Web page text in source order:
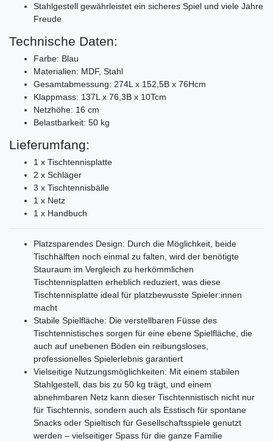
Stahlgestell gewährleistet ein sicheres Spiel und viele Jahre
Freude
Technische Daten:
Farbe: Blau
Materialien: MDF, Stahl
Gesamtabmessung: 274L x 152,5B x 76Hcm
Klappmass: 137L x 76,3B x 10Tcm
Netzhöhe: 16 cm
Belastbarkeit: 50 kg
Lieferumfang:
1 x Tischtennisplatte
2 x Schläger
3 x Tischtennisbälle
1 x Netz
1 x Handbuch
Platzsparendes Design: Durch die Möglichkeit, beide
Tischhälften noch einmal zu falten, wird der benötigte
Stauraum im Vergleich zu herkömmlichen
Tischtennisplatten erheblich reduziert, was diese
Tischtennisplatte ideal für platzbewusste Spieler:innen
macht
Stabile Spielfläche: Die verstellbaren Füsse des
Tischtennistisches sorgen für eine ebene Spielfläche, die
auch auf unebenen Böden ein reibungsloses,
professionelles Spielerlebnis garantiert
Vielseitige Nutzungsmöglichkeiten: Mit einem stabilen
Stahlgestell, das bis zu 50 kg trägt, und einem
abnehmbaren Netz kann dieser Tischtennistisch nicht nur
für Tischtennis, sondern auch als Esstisch für spontane
Snacks oder Spieltisch für Gesellschaftsspiele genutzt
werden – vielseitiger Spass für die ganze Familie